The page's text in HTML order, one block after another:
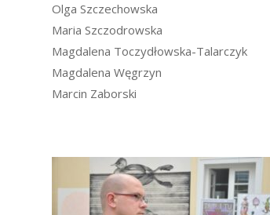
Olga Szczechowska
Maria Szczodrowska
Magdalena Toczydłowska-Talarczyk
Magdalena Węgrzyn
Marcin Zaborski